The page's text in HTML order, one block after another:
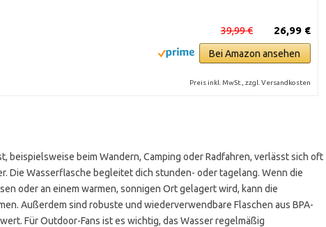
26,99 €
39,99 €
Bei Amazon ansehen
Preis inkl. MwSt., zzgl. Versandkosten
beispielsweise beim Wandern, Camping oder Radfahren, verlässt sich oft
Die Wasserflasche begleitet dich stunden- oder tagelang. Wenn die
oder an einem warmen, sonnigen Ort gelagert wird, kann die
Außerdem sind robuste und wiederverwendbare Flaschen aus BPA-
Für Outdoor-Fans ist es wichtig, das Wasser regelmäßig